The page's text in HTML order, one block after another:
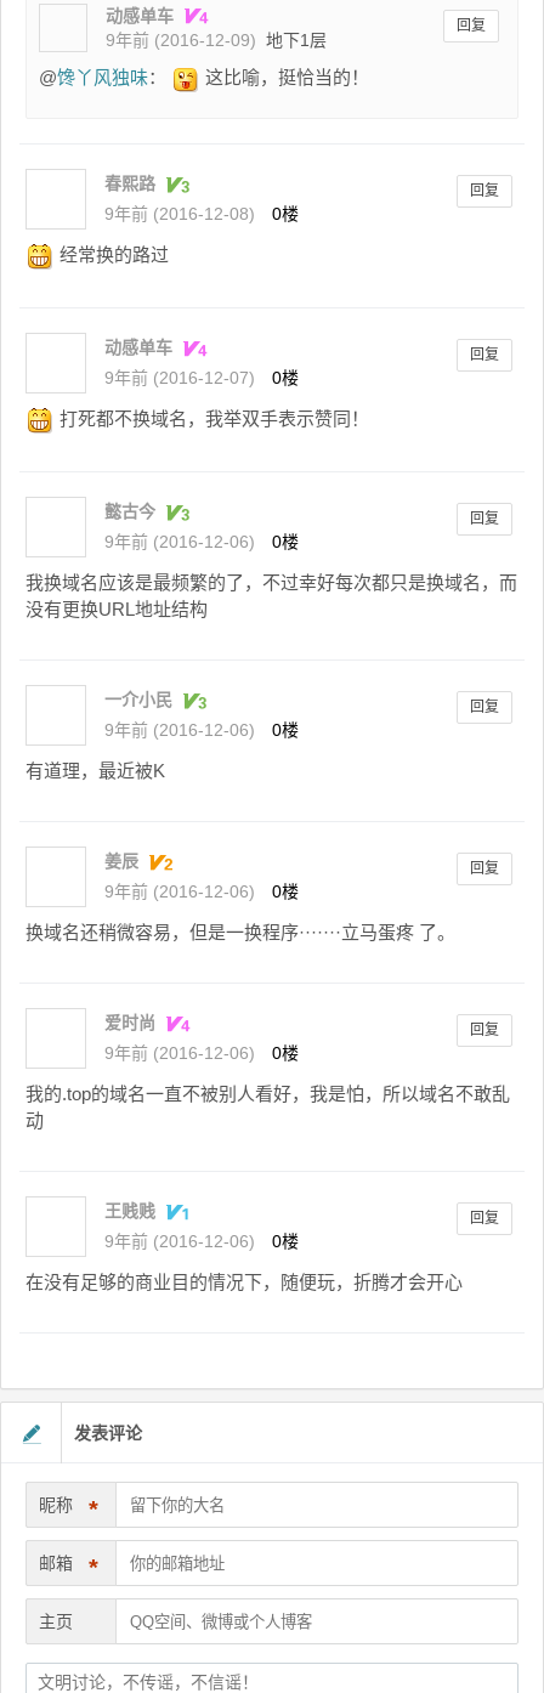
动感单车
9年前 (2016-12-09) 地下1层
回复
@馋丫风独味： 这比喻，挺恰当的！
春熙路
9年前 (2016-12-08)
0楼
回复
经常换的路过
动感单车
9年前 (2016-12-07)
0楼
回复
打死都不换域名，我举双手表示赞同！
懿古今
9年前 (2016-12-06)
0楼
回复
我换域名应该是最频繁的了，不过幸好每次都只是换域名，而
没有更换URL地址结构
一介小民
9年前 (2016-12-06)
0楼
回复
有道理，最近被K
姜辰
9年前 (2016-12-06)
0楼
回复
换域名还稍微容易，但是一换程序·······立马蛋疼 了。
爱时尚
9年前 (2016-12-06)
0楼
回复
我的.top的域名一直不被别人看好，我是怕，所以域名不敢乱
动
王贱贱
9年前 (2016-12-06)
0楼
回复
在没有足够的商业目的情况下，随便玩，折腾才会开心
发表评论
昵称 *
邮箱 *
主页